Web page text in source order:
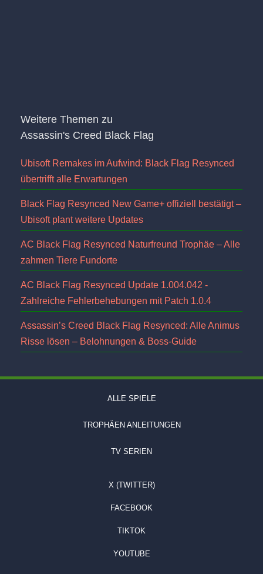
Weitere Themen zu
Assassin's Creed Black Flag
Ubisoft Remakes im Aufwind: Black Flag Resynced
übertrifft alle Erwartungen
Black Flag Resynced New Game+ offiziell bestätigt –
Ubisoft plant weitere Updates
AC Black Flag Resynced Naturfreund Trophäe – Alle
zahmen Tiere Fundorte
AC Black Flag Resynced Update 1.004.042 -
Zahlreiche Fehlerbehebungen mit Patch 1.0.4
Assassin’s Creed Black Flag Resynced: Alle Animus
Risse lösen – Belohnungen & Boss-Guide
ALLE SPIELE
TROPHÄEN ANLEITUNGEN
TV SERIEN
X (TWITTER)
FACEBOOK
TIKTOK
YOUTUBE